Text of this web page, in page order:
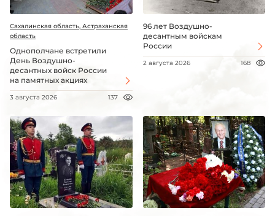
Сахалинская область, Астраханская
область
Однополчане встретили
День Воздушно-
десантных войск России
на памятных акциях
3 августа 2026 137
96 лет Воздушно-
десантным войскам
России
2 августа 2026 168